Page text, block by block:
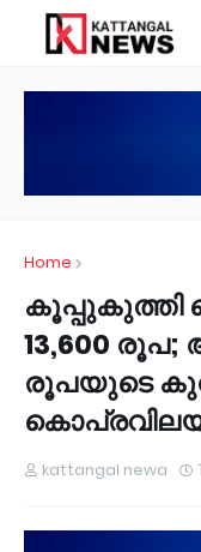
Home
കൂപ്പുകുത്തി
13,600
രൂപയുടെ
kattangal newa